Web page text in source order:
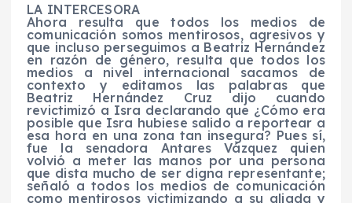
LA INTERCESORA
Ahora resulta que todos los medios de
comunicación somos mentirosos, agresivos y
que incluso perseguimos a Beatriz Hernández
en razón de género, resulta que todos los
medios a nivel internacional sacamos de
contexto y editamos las palabras que
Beatriz Hernández Cruz dijo cuando
revictimizó a Isra declarando que ¿Cómo era
posible que Isra hubiese salido a reportear a
esa hora en una zona tan insegura? Pues sí,
fue la senadora Antares Vázquez quien
volvió a meter las manos por una persona
que dista mucho de ser digna representante;
señaló a todos los medios de comunicación
como mentirosos victimizando a su aliada y